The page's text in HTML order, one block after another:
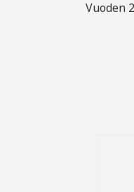
Vuoden